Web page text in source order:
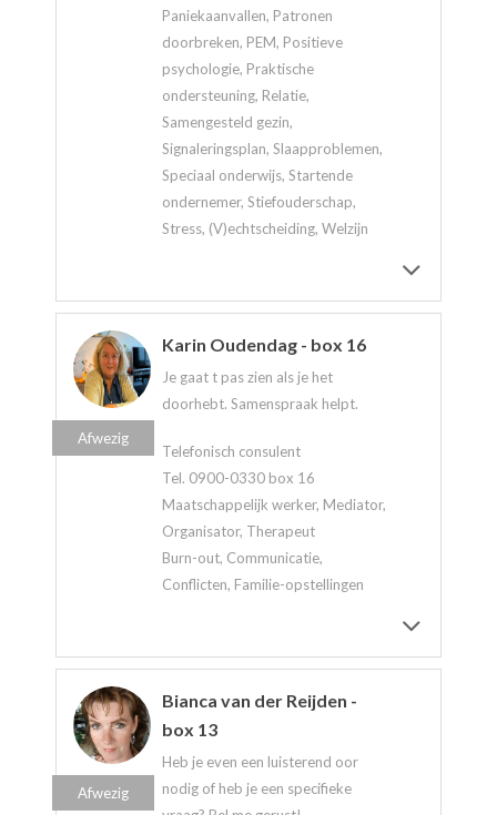
Paniekaanvallen, Patronen
doorbreken, PEM, Positieve
psychologie, Praktische
ondersteuning, Relatie,
Samengesteld gezin,
Signaleringsplan, Slaapproblemen,
Speciaal onderwijs, Startende
ondernemer, Stiefouderschap,
Stress, (V)echtscheiding, Welzijn
Karin Oudendag - box 16
Je gaat t pas zien als je het
doorhebt. Samenspraak helpt.
Telefonisch consulent
Tel. 0900-0330 box 16
Maatschappelijk werker, Mediator,
Organisator, Therapeut
Burn-out, Communicatie,
Conflicten, Familie-opstellingen
Afwezig
Bianca van der Reijden -
box 13
Heb je even een luisterend oor
nodig of heb je een specifieke
Afwezig